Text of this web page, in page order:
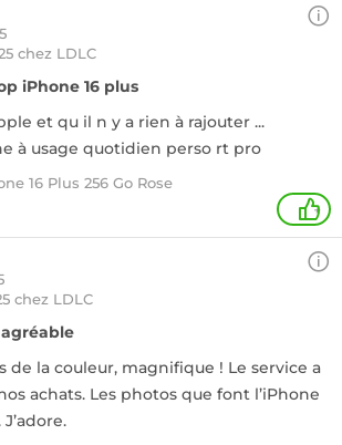
chez LDLC
iPhone 16 plus
et qu il n y a rien à rajouter ...
à usage quotidien perso rt pro
16 Plus 256 Go Rose
+
chez LDLC
de la couleur, magnifique ! Le service a
achats. Les photos que font l’iPhone